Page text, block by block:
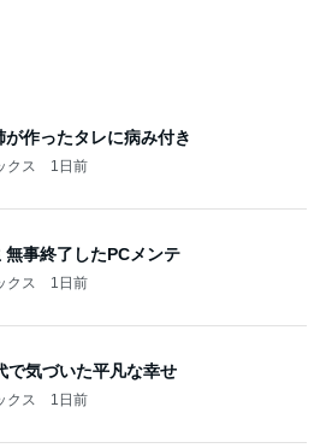
が作ったタレに病み付き
クス 1日前
無事終了したPCメンテ
クス 1日前
で気づいた平凡な幸せ
クス 1日前